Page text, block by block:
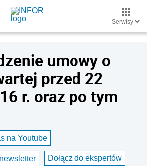
Serwisy
umowy o
przed 22
r. oraz po tym
na Youtube
Dołącz do ekspertów